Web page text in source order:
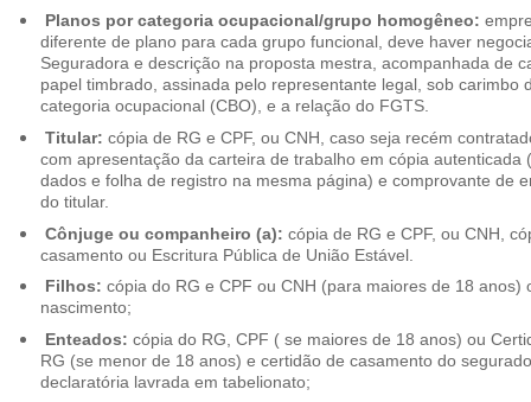
Planos por categoria ocupacional/grupo homogêneo:
diferente de plano para cada grupo funcional, deve haver
Seguradora e descrição na proposta mestra, acompanhada de
papel timbrado, assinada pelo representante legal, sob carimbo
categoria ocupacional (CBO), e a relação do FGTS.
Titular: cópia de RG e CPF, ou CNH, caso seja recém
com apresentação da carteira de trabalho em cópia autenticada
dados e folha de registro na mesma página) e comprovante de
do titular.
Cônjuge ou companheiro (a): cópia de RG e CPF, ou CNH,
casamento ou Escritura Pública de União Estável.
Filhos: cópia do RG e CPF ou CNH (para maiores de 18 anos)
nascimento;
Enteados: cópia do RG, CPF ( se maiores de 18 anos) ou
RG (se menor de 18 anos) e certidão de casamento do
declaratória lavrada em tabelionato;